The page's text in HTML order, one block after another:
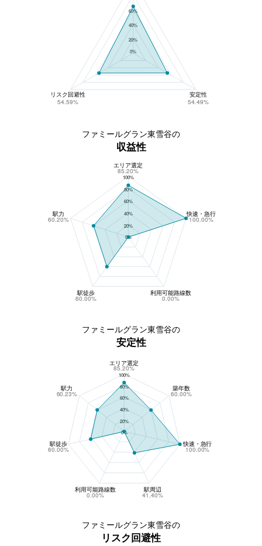
60%
40%
20%
0%
リスク回避性
54.59%
安定性
54.49%
ファミールグラン東雪谷の
収益性
ファミールグラン東雪谷の収益性
100%
80%
60%
40%
20%
0%
エリア選定
85.20%
駅力
60.20%
駅徒歩
60.00%
利用可能路線数
0.00%
快速・急行
100.00%
ファミールグラン東雪谷の
安定性
100%
80%
60%
40%
20%
0%
エリア選定
85.20%
駅力
60.23%
駅徒歩
60.00%
利用可能路線数
0.00%
駅周辺
41.40%
快速・急行
100.00%
築年数
60.00%
ファミールグラン東雪谷の
リスク回避性